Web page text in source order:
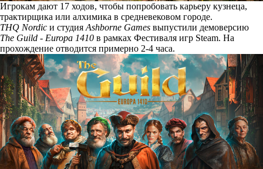
Игрокам дают 17 ходов, чтобы попробовать карьеру кузнеца,
трактирщика или алхимика в средневековом городе.
THQ Nordic и студия Ashborne Games выпустили демоверсию
The Guild - Europa 1410 в рамках Фестиваля игр Steam. На
прохождение отводится примерно 2-4 часа.